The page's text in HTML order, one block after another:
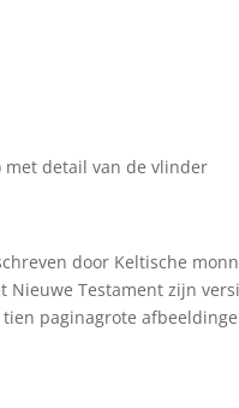
met detail van de vlinder
door Keltische
Nieuwe Testament zijn
paginagrote